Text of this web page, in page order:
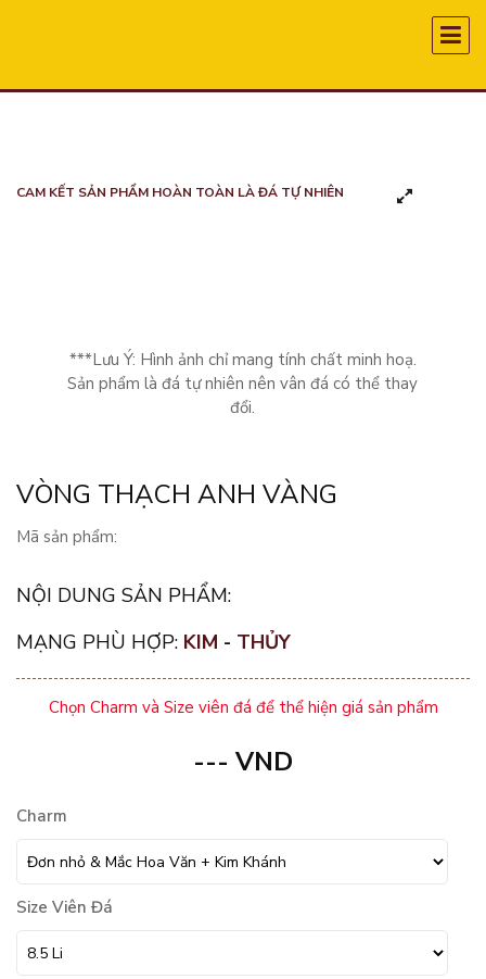
CAM KẾT SẢN PHẨM HOÀN TOÀN LÀ ĐÁ TỰ NHIÊN
***Lưu Ý: Hình ảnh chỉ mang tính chất minh hoạ.
Sản phẩm là đá tự nhiên nên vân đá có thể thay
đổi.
VÒNG THẠCH ANH VÀNG
Mã sản phẩm:
NỘI DUNG SẢN PHẨM:
MẠNG PHÙ HỢP: KIM - THỦY
Chọn Charm và Size viên đá để thể hiện giá sản phẩm
--- VND
Charm
Size Viên Đá